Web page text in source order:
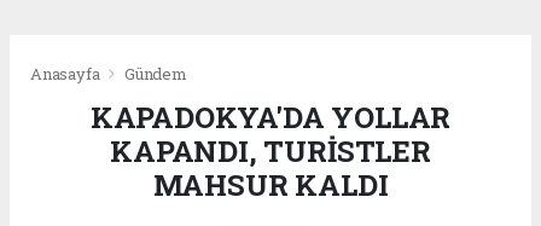
Anasayfa Gündem
KAPADOKYA'DA YOLLAR
KAPANDI, TURİSTLER
MAHSUR KALDI